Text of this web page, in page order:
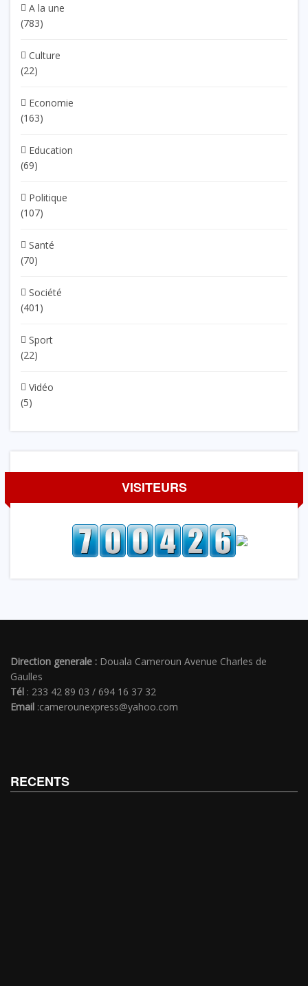
A la une
(783)
Culture
(22)
Economie
(163)
Education
(69)
Politique
(107)
Santé
(70)
Société
(401)
Sport
(22)
Vidéo
(5)
VISITEURS
Direction generale : Douala Cameroun Avenue Charles de
Gaulles
Tél : 233 42 89 03 / 694 16 37 32
Email :camerounexpress@yahoo.com
RECENTS